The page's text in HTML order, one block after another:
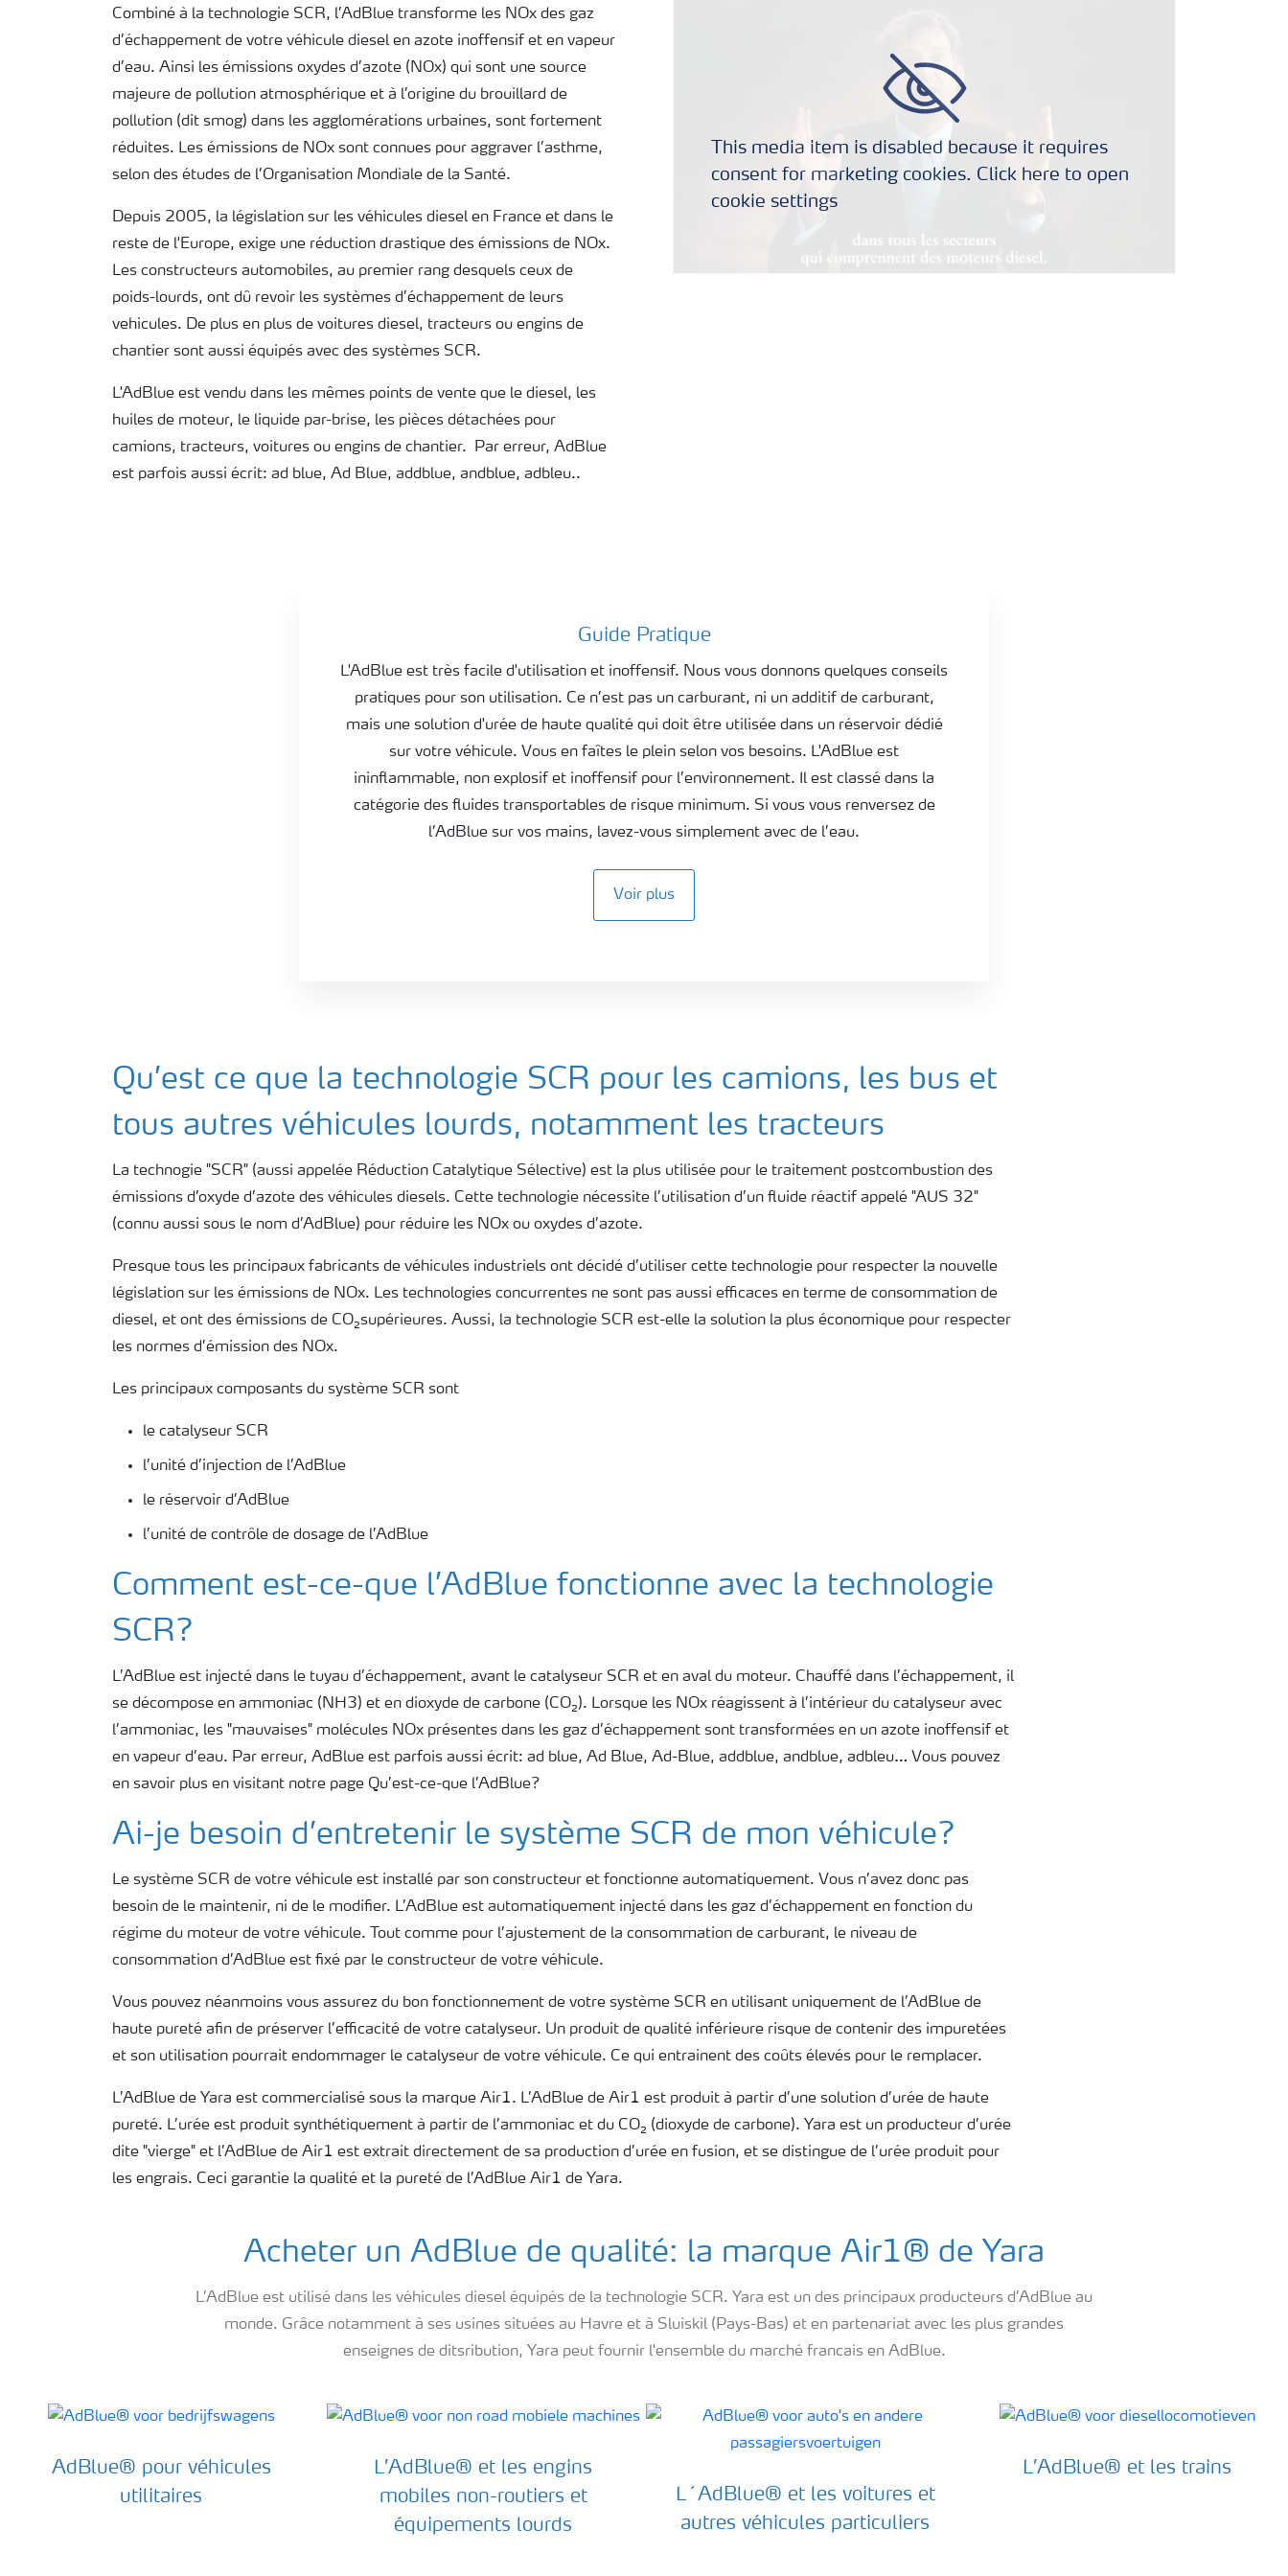
This media item is disabled because it requires
consent for marketing cookies. Click here to open
cookie settings
Combiné à la technologie SCR, l’AdBlue transforme les NOx des gaz
d’échappement de votre véhicule diesel en azote inoffensif et en vapeur
d’eau. Ainsi les émissions oxydes d’azote (NOx) qui sont une source
majeure de pollution atmosphérique et à l’origine du brouillard de
pollution (dit smog) dans les agglomérations urbaines, sont fortement
réduites. Les émissions de NOx sont connues pour aggraver l’asthme,
selon des études de l’Organisation Mondiale de la Santé.
Depuis 2005, la législation sur les véhicules diesel en France et dans le
reste de l'Europe, exige une réduction drastique des émissions de NOx.
Les constructeurs automobiles, au premier rang desquels ceux de
poids-lourds, ont dû revoir les systèmes d’échappement de leurs
vehicules. De plus en plus de voitures diesel, tracteurs ou engins de
chantier sont aussi équipés avec des systèmes SCR.
L'AdBlue est vendu dans les mêmes points de vente que le diesel, les
huiles de moteur, le liquide par-brise, les pièces détachées pour
camions, tracteurs, voitures ou engins de chantier. Par erreur, AdBlue
est parfois aussi écrit: ad blue, Ad Blue, addblue, andblue, adbleu..
Guide Pratique
L'AdBlue est très facile d'utilisation et inoffensif. Nous vous donnons quelques conseils
pratiques pour son utilisation. Ce n’est pas un carburant, ni un additif de carburant,
mais une solution d'urée de haute qualité qui doit être utilisée dans un réservoir dédié
sur votre véhicule. Vous en faîtes le plein selon vos besoins. L'AdBlue est
ininflammable, non explosif et inoffensif pour l’environnement. Il est classé dans la
catégorie des fluides transportables de risque minimum. Si vous vous renversez de
l’AdBlue sur vos mains, lavez-vous simplement avec de l’eau.
Voir plus
Qu’est ce que la technologie SCR pour les camions, les bus et
tous autres véhicules lourds, notamment les tracteurs
La technogie "SCR" (aussi appelée Réduction Catalytique Sélective) est la plus utilisée pour le traitement postcombustion des
émissions d’oxyde d’azote des véhicules diesels. Cette technologie nécessite l’utilisation d’un fluide réactif appelé "AUS 32"
(connu aussi sous le nom d’AdBlue) pour réduire les NOx ou oxydes d’azote.
Presque tous les principaux fabricants de véhicules industriels ont décidé d’utiliser cette technologie pour respecter la nouvelle
législation sur les émissions de NOx. Les technologies concurrentes ne sont pas aussi efficaces en terme de consommation de
diesel, et ont des émissions de CO₂supérieures. Aussi, la technologie SCR est-elle la solution la plus économique pour respecter
les normes d’émission des NOx.
Les principaux composants du système SCR sont
le catalyseur SCR
l’unité d’injection de l’AdBlue
le réservoir d’AdBlue
l’unité de contrôle de dosage de l’AdBlue
Comment est-ce-que l’AdBlue fonctionne avec la technologie
SCR?
L’AdBlue est injecté dans le tuyau d’échappement, avant le catalyseur SCR et en aval du moteur. Chauffé dans l’échappement, il
se décompose en ammoniac (NH3) et en dioxyde de carbone (CO₂). Lorsque les NOx réagissent à l’intérieur du catalyseur avec
l’ammoniac, les "mauvaises" molécules NOx présentes dans les gaz d’échappement sont transformées en un azote inoffensif et
en vapeur d’eau. Par erreur, AdBlue est parfois aussi écrit: ad blue, Ad Blue, Ad-Blue, addblue, andblue, adbleu… Vous pouvez
en savoir plus en visitant notre page Qu’est-ce-que l’AdBlue?
Ai-je besoin d’entretenir le système SCR de mon véhicule?
Le système SCR de votre véhicule est installé par son constructeur et fonctionne automatiquement. Vous n’avez donc pas
besoin de le maintenir, ni de le modifier. L’AdBlue est automatiquement injecté dans les gaz d’échappement en fonction du
régime du moteur de votre véhicule. Tout comme pour l’ajustement de la consommation de carburant, le niveau de
consommation d’AdBlue est fixé par le constructeur de votre véhicule.
Vous pouvez néanmoins vous assurez du bon fonctionnement de votre système SCR en utilisant uniquement de l’AdBlue de
haute pureté afin de préserver l’efficacité de votre catalyseur. Un produit de qualité inférieure risque de contenir des impuretées
et son utilisation pourrait endommager le catalyseur de votre véhicule. Ce qui entrainent des coûts élevés pour le remplacer.
L’AdBlue de Yara est commercialisé sous la marque Air1. L’AdBlue de Air1 est produit à partir d’une solution d’urée de haute
pureté. L’urée est produit synthétiquement à partir de l’ammoniac et du CO₂ (dioxyde de carbone). Yara est un producteur d’urée
dite "vierge" et l’AdBlue de Air1 est extrait directement de sa production d’urée en fusion, et se distingue de l’urée produit pour
les engrais. Ceci garantie la qualité et la pureté de l’AdBlue Air1 de Yara.
Acheter un AdBlue de qualité: la marque Air1® de Yara
L’AdBlue est utilisé dans les véhicules diesel équipés de la technologie SCR. Yara est un des principaux producteurs d’AdBlue au
monde. Grâce notamment à ses usines situées au Havre et à Sluiskil (Pays-Bas) et en partenariat avec les plus grandes
enseignes de ditsribution, Yara peut fournir l'ensemble du marché francais en AdBlue.
AdBlue® pour véhicules
utilitaires
L’AdBlue® et les engins
mobiles non-routiers et
équipements lourds
L´AdBlue® et les voitures et
autres véhicules particuliers
L’AdBlue® et les trains